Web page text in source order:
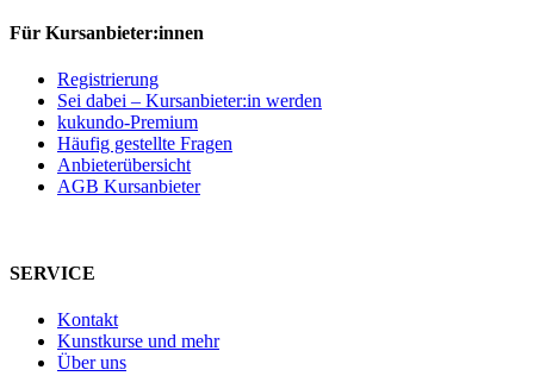
Für Kursanbieter:innen
Registrierung
Sei dabei – Kursanbieter:in werden
kukundo-Premium
Häufig gestellte Fragen
Anbieterübersicht
AGB Kursanbieter
SERVICE
Kontakt
Kunstkurse und mehr
Über uns